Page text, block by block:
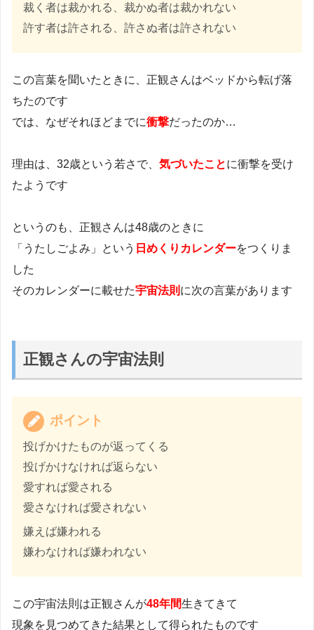
裁く者は裁かれる、裁かぬ者は裁かれない
許す者は許される、許さぬ者は許されない
この言葉を聞いたときに、正観さんはベッドから転げ落
ちたのです
では、なぜそれほどまでに衝撃だったのか…
理由は、32歳という若さで、 気づいたことに衝撃を受け
たようです
というのも、正観さんは48歳のときに
「うたしごよみ」という 日めくりカレンダーをつくりま
した
そのカレンダーに載せた宇宙法則 に次の言葉があります
正観さんの宇宙法則
ポイント
投げかけたものが返ってくる
投げかけなければ返らない
愛すれば愛される
愛さなければ愛されない
嫌えば嫌われる
嫌わなければ嫌われない
この宇宙法則は正観さんが48年間生きてきて
現象を見つめてきた結果として得られたものです